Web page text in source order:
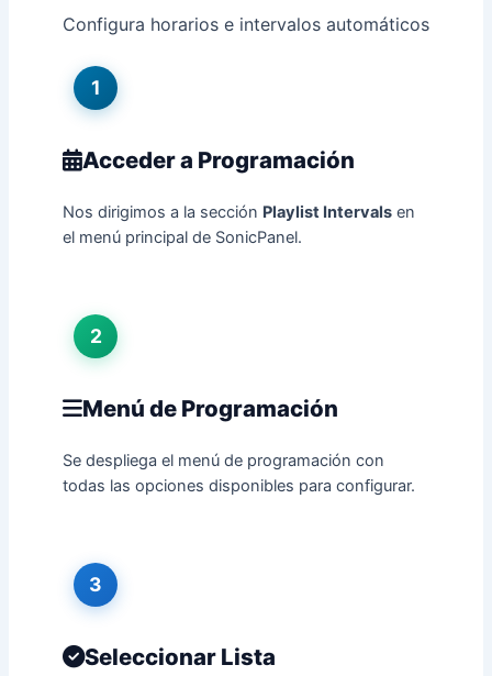
Configura horarios e intervalos automáticos
1
Acceder a Programación
Nos dirigimos a la sección Playlist Intervals en
el menú principal de SonicPanel.
2
Menú de Programación
Se despliega el menú de programación con
todas las opciones disponibles para configurar.
3
Seleccionar Lista